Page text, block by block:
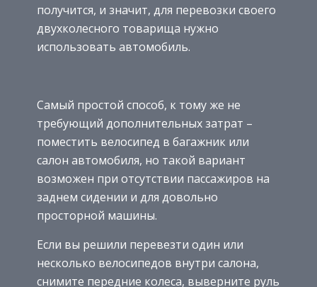
получится, и значит, для перевозки своего
двухколесного товарища нужно
использовать автомобиль.
Самый простой способ, к тому же не
требующий дополнительных затрат –
поместить велосипед в багажник или
салон автомобиля, но такой вариант
возможен при отсутствии пассажиров на
заднем сидении и для довольно
просторной машины.
Если вы решили перевезти один или
несколько велосипедов внутри салона,
снимите передние колеса, выверните руль